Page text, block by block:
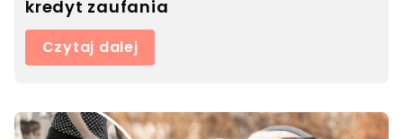
kredyt zaufania
Czytaj dalej